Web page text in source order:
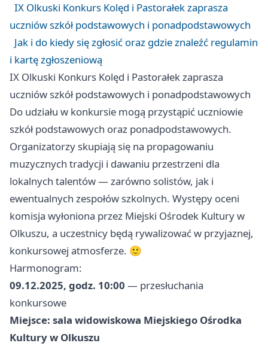
IX Olkuski Konkurs Kolęd i Pastorałek zaprasza
uczniów szkół podstawowych i ponadpodstawowych
Jak i do kiedy się zgłosić oraz gdzie znaleźć regulamin
i kartę zgłoszeniową
IX Olkuski Konkurs Kolęd i Pastorałek zaprasza
uczniów szkół podstawowych i ponadpodstawowych
Do udziału w konkursie mogą przystąpić uczniowie
szkół podstawowych oraz ponadpodstawowych.
Organizatorzy skupiają się na propagowaniu
muzycznych tradycji i dawaniu przestrzeni dla
lokalnych talentów — zarówno solistów, jak i
ewentualnych zespołów szkolnych. Występy oceni
komisja wyłoniona przez Miejski Ośrodek Kultury w
Olkuszu, a uczestnicy będą rywalizować w przyjaznej,
konkursowej atmosferze. 🙂
Harmonogram:
09.12.2025, godz. 10:00 — przesłuchania
konkursowe
Miejsce: sala widowiskowa Miejskiego Ośrodka
Kultury w Olkuszu